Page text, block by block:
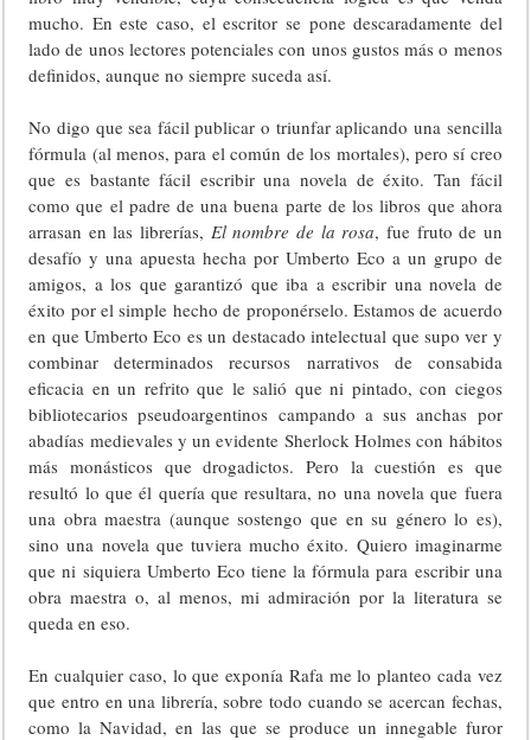
mucho. En este caso, el escritor se pone descaradamente del
lado de unos lectores potenciales con unos gustos más o menos
definidos, aunque no siempre suceda así.
No digo que sea fácil publicar o triunfar aplicando una sencilla
fórmula (al menos, para el común de los mortales), pero sí creo
que es bastante fácil escribir una novela de éxito. Tan fácil
como que el padre de una buena parte de los libros que ahora
arrasan en las librerías, El nombre de la rosa, fue fruto de un
desafío y una apuesta hecha por Umberto Eco a un grupo de
amigos, a los que garantizó que iba a escribir una novela de
éxito por el simple hecho de proponérselo. Estamos de acuerdo
en que Umberto Eco es un destacado intelectual que supo ver y
combinar determinados recursos narrativos de consabida
eficacia en un refrito que le salió que ni pintado, con ciegos
bibliotecarios pseudoargentinos campando a sus anchas por
abadías medievales y un evidente Sherlock Holmes con hábitos
más monásticos que drogadictos. Pero la cuestión es que
resultó lo que él quería que resultara, no una novela que fuera
una obra maestra (aunque sostengo que en su género lo es),
sino una novela que tuviera mucho éxito. Quiero imaginarme
que ni siquiera Umberto Eco tiene la fórmula para escribir una
obra maestra o, al menos, mi admiración por la literatura se
queda en eso.
En cualquier caso, lo que exponía Rafa me lo planteo cada vez
que entro en una librería, sobre todo cuando se acercan fechas,
como la Navidad, en las que se produce un innegable furor